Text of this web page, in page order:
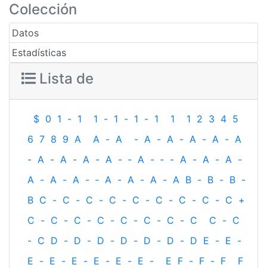
Colección
Datos
Estadísticas
Lista de
$ 0 1 - 1 1 - 1 - 1 - 1 1 1 2 3 4 5
6 7 8 9 A A - A - A - A - A - A - A
- A - A - A - A - ‐ A - ‐ - A - A - A -
A - A - A - ‐ A - A - A - A B - B - B -
B C - C - C - C - C - C - C - C - C +
C - C - C - C - C - C - C - C C - C
- C D - D - D - D - D - D - D E - E -
E - E - E - E - E - E - E F - F - F
F